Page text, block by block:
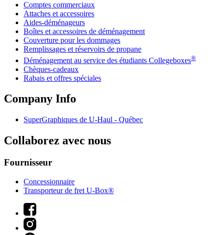
Comptes commerciaux
Attaches et accessoires
Aides-déménageurs
Boîtes et accessoires de déménagement
Couverture pour les dommages
Remplissages et réservoirs de propane
Déménagement au service des étudiants Collegeboxes®
Chèques-cadeaux
Rabais et offres spéciales
Company Info
SuperGraphiques de U-Haul - Québec
Collaborez avec nous
Fournisseur
Concessionnaire
Transporteur de fret U-Box®